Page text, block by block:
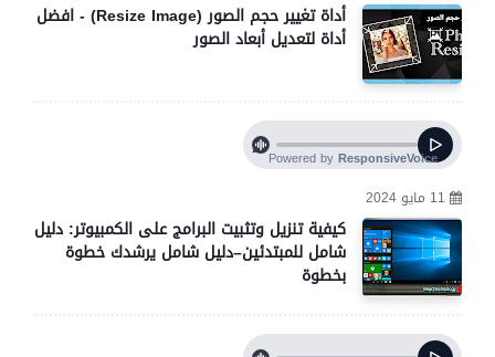
أداة تغيير حجم الصور (Resize Image) - افضل
أداة لتعديل أبعاد الصور
11 مايو 2024
كيفية تنزيل وتثبيت البرامج على الكمبيوتر: دليل
شامل للمبتدئين–دليل شامل يرشدك خطوة
بخطوة